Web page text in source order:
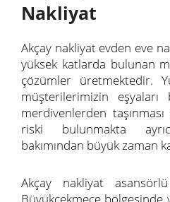
Nakliyat
Akçay nakliyat evden eve
yüksek katlarda bulunan
çözümler üretmektedir.
müşterilerimizin
merdivenlerden
riski bulunmakta
bakımından büyük zaman
Akçay nakliyat